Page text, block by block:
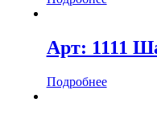
Арт: 1111
Подробнее